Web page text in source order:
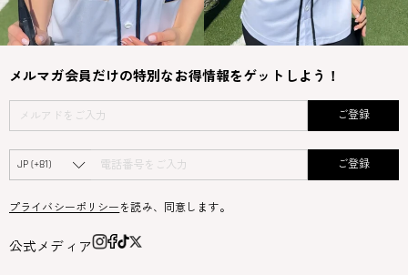
メルマガ会員だけの特別なお得情報をゲットしよう！
ご登録
ご登録
プライバシーポリシー を読み、同意します。
公式メディア